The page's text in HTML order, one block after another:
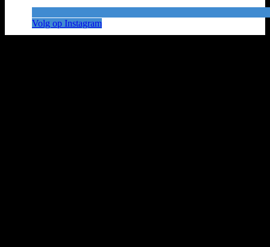
Volg op Instagram